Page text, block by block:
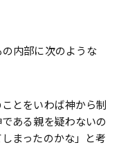
内部に次のような
とをいわば神から制
ある親を疑わないの
まったのかな」と考